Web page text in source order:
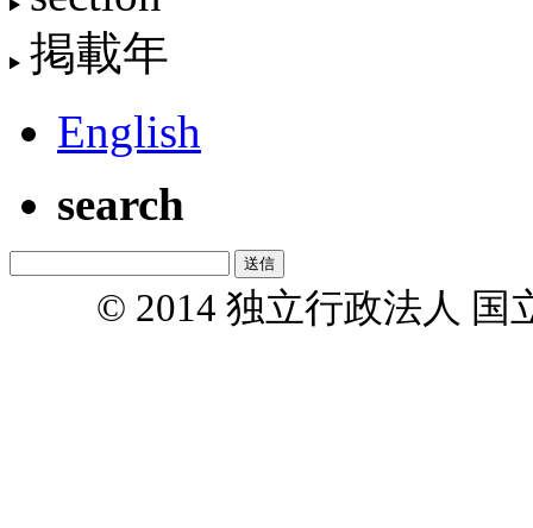
掲載年
English
search
© 2014 独立行政法人 国